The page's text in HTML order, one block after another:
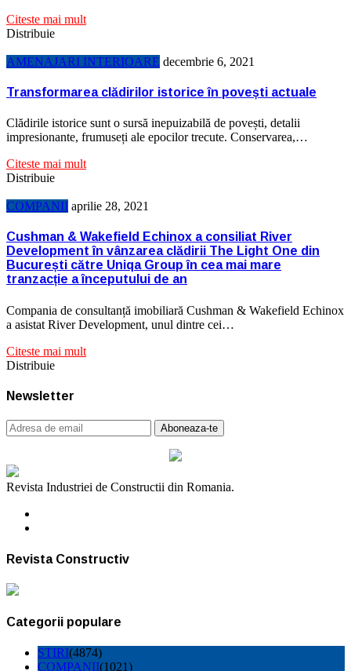
Citeste mai mult
Distribuie
AMENAJARI INTERIOARE decembrie 6, 2021
Transformarea clădirilor istorice în povești actuale
Clădirile istorice sunt o sursă inepuizabilă de povești, detalii
impresionante, frumuseți ale epocilor trecute. Conservarea,…
Citeste mai mult
Distribuie
COMPANII aprilie 28, 2021
Cushman & Wakefield Echinox a consiliat River
Development în vânzarea clădirii The Light One din
București către Uniqa Group în cea mai mare
tranzacție a începutului de an
Compania de consultanță imobiliară Cushman & Wakefield Echinox
a asistat River Development, unul dintre cei…
Citeste mai mult
Distribuie
Newsletter
Revista Industriei de Constructii din Romania.
Revista Constructiv
Categorii populare
STIRI(4874)
COMPANII(1021)